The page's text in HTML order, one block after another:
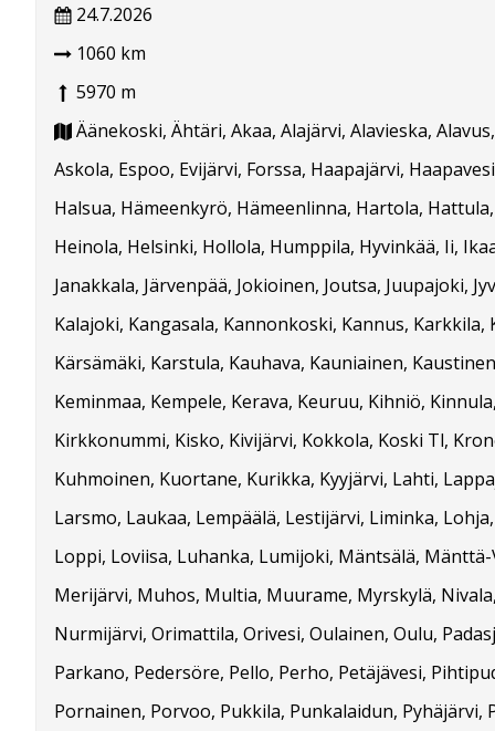
24.7.2026
1060 km
5970 m
Äänekoski, Ähtäri, Akaa, Alajärvi, Alavieska,
Askola, Espoo, Evijärvi, Forssa, Haapajärvi,
Halsua, Hämeenkyrö, Hämeenlinna, Hartola,
Heinola, Helsinki, Hollola, Humppila, Hyvinkää, Ii,
Janakkala, Järvenpää, Jokioinen, Joutsa, Juupajoki,
Kalajoki, Kangasala, Kannonkoski, Kannus, Karkkila,
Kärsämäki, Karstula, Kauhava, Kauniainen,
Keminmaa, Kempele, Kerava, Keuruu, Kihniö,
Kirkkonummi, Kisko, Kivijärvi, Kokkola, Koski Tl,
Kuhmoinen, Kuortane, Kurikka, Kyyjärvi, Lahti,
Larsmo, Laukaa, Lempäälä, Lestijärvi, Liminka,
Loppi, Loviisa, Luhanka, Lumijoki, Mäntsälä,
Merijärvi, Muhos, Multia, Muurame, Myrskylä,
Nurmijärvi, Orimattila, Orivesi, Oulainen, Oulu,
Parkano, Pedersöre, Pello, Perho, Petäjävesi,
Pornainen, Porvoo, Pukkila, Punkalaidun, Pyhäjärvi,